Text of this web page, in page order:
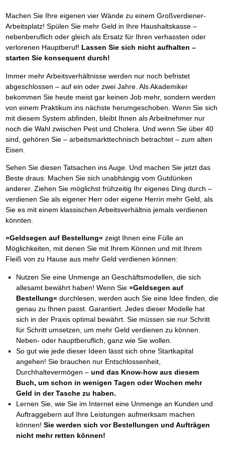
Machen Sie Ihre eigenen vier Wände zu einem Großverdiener-
Arbeitsplatz! Spülen Sie mehr Geld in Ihre Haushaltskasse –
nebenberuflich oder gleich als Ersatz für Ihren verhassten oder
verlorenen Hauptberuf! Lassen Sie sich nicht aufhalten –
starten Sie konsequent durch!
Immer mehr Arbeitsverhältnisse werden nur noch befristet
abgeschlossen – auf ein oder zwei Jahre. Als Akademiker
bekommen Sie heute meist gar keinen Job mehr, sondern werden
von einem Praktikum ins nächste herumgeschoben. Wenn Sie sich
mit diesem System abfinden, bleibt Ihnen als Arbeitnehmer nur
noch die Wahl zwischen Pest und Cholera. Und wenn Sie über 40
sind, gehören Sie – arbeitsmarkttechnisch betrachtet – zum alten
Eisen.
Sehen Sie diesen Tatsachen ins Auge. Und machen Sie jetzt das
Beste draus: Machen Sie sich unabhängig vom Gutdünken
anderer. Ziehen Sie möglichst frühzeitig Ihr eigenes Ding durch –
verdienen Sie als eigener Herr oder eigene Herrin mehr Geld, als
Sie es mit einem klassischen Arbeitsverhältnis jemals verdienen
könnten.
»Geldsegen auf Bestellung« zeigt Ihnen eine Fülle an
Möglichkeiten, mit denen Sie mit Ihrem Können und mit Ihrem
Fleiß von zu Hause aus mehr Geld verdienen können:
Nutzen Sie eine Unmenge an Geschäftsmodellen, die sich
allesamt bewährt haben! Wenn Sie»Geldsegen auf
Bestellung« durchlesen, werden auch Sie eine Idee finden, die
genau zu Ihnen passt. Garantiert. Jedes dieser Modelle hat
sich in der Praxis optimal bewährt. Sie müssen sie nur Schritt
für Schritt umsetzen, um mehr Geld verdienen zu können.
Neben- oder hauptberuflich, ganz wie Sie wollen.
So gut wie jede dieser Ideen lässt sich ohne Startkapital
angehen! Sie brauchen nur Entschlossenheit,
Durchhaltevermögen –und das Know-how aus diesem
Buch, um schon in wenigen Tagen oder Wochen mehr
Geld in der Tasche zu haben.
Lernen Sie, wie Sie im Internet eine Unmenge an Kunden und
Auftraggebern auf Ihre Leistungen aufmerksam machen
können!Sie werden sich vor Bestellungen und Aufträgen
nicht mehr retten können!